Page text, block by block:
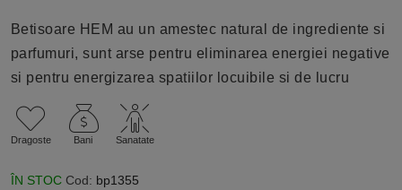
Betisoare HEM au un amestec natural de ingrediente si
parfumuri, sunt arse pentru eliminarea energiei negative
si pentru energizarea spatiilor locuibile si de lucru
Dragoste Bani Sanatate
ÎN STOC Cod: bp1355